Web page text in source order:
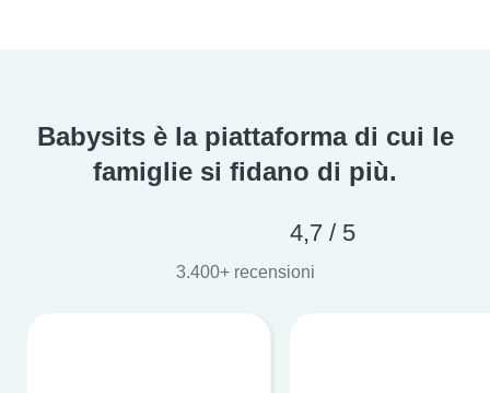
Babysits è la piattaforma di cui le
famiglie si fidano di più.
4,7 / 5
3.400+ recensioni